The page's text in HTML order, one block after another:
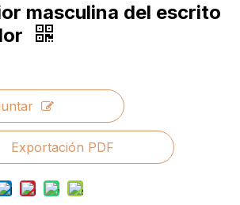
masculina del escrito
Exportación PDF